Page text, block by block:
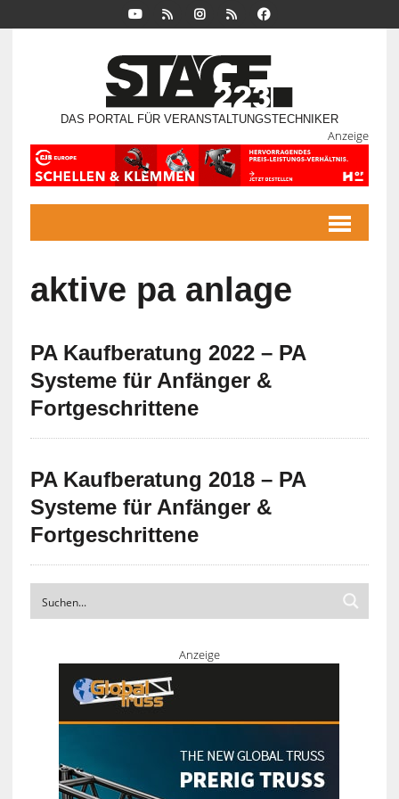
DAS PORTAL FÜR VERANSTALTUNGSTECHNIKER
Anzeige
aktive pa anlage
PA Kaufberatung 2022 – PA
Systeme für Anfänger &
Fortgeschrittene
PA Kaufberatung 2018 – PA
Systeme für Anfänger &
Fortgeschrittene
Anzeige